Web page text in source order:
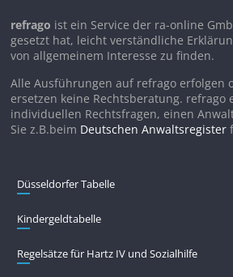
refrago ist ein Service der ra-online
gesetzt hat, leicht verständliche
von allgemeinem Interesse zu finden.
Alle Ausführungen auf refrago erfolgen
ersetzen keine Rechtsberatung. refrago
individuellen Rechtsfragen, einen
Sie z.B.beim Deutschen Anwaltsregister
Düsseldorfer Tabelle
Kindergeldtabelle
Regelsätze für Hartz IV und Sozialhilfe